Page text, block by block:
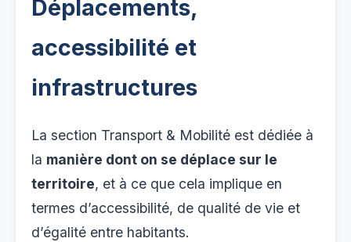
Déplacements,
accessibilité et
infrastructures
La section Transport & Mobilité est dédiée à
la manière dont on se déplace sur le
territoire, et à ce que cela implique en
termes d’accessibilité, de qualité de vie et
d’égalité entre habitants.